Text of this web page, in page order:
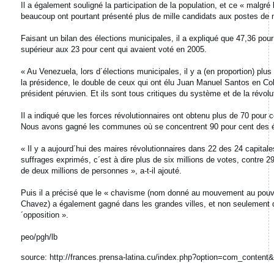
Il a également souligné la participation de la population, et ce «
beaucoup ont pourtant présenté plus de mille candidats aux postes de
Faisant un bilan des élections municipales, il a expliqué que 47,36
supérieur aux 23 pour cent qui avaient voté en 2005.
« Au Venezuela, lors d´élections municipales, il y a (en proportion)
la présidence, le double de ceux qui ont élu Juan Manuel Santos en
président péruvien. Et ils sont tous critiques du système et de la
Il a indiqué que les forces révolutionnaires ont obtenu plus de 70
Nous avons gagné les communes où se concentrent 90 pour cent
« Il y a aujourd´hui des maires révolutionnaires dans 22 des 24
suffrages exprimés, c´est à dire plus de six millions de votes, contre
de deux millions de personnes », a-t-il ajouté.
Puis il a précisé que le « chavisme (nom donné au mouvement au
Chavez) a également gagné dans les grandes villes, et non
´opposition ».
peo/pgh/lb
source: http://frances.prensa-latina.cu/